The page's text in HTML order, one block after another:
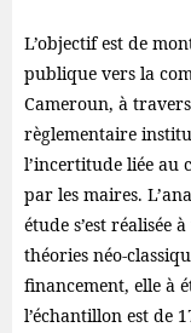
L’objectif est de
publique vers la
Cameroun, à
règlementaire
l’incertitude liée au
par les maires.
étude s’est réalisée
théories néo-
financement, elle à
l’échantillon est de